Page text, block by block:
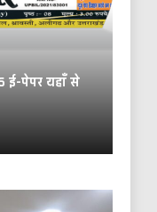
ई-पेपर यहाँ से